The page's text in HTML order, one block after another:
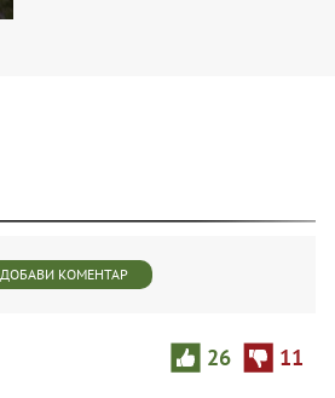
ДОБАВИ КОМЕНТАР
26 11